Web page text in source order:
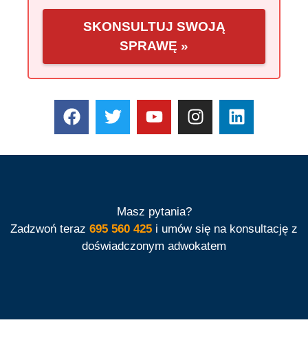
SKONSULTUJ SWOJĄ
SPRAWĘ »
Masz pytania?
Zadzwoń teraz 695 560 425 i umów się na konsultację z
doświadczonym adwokatem